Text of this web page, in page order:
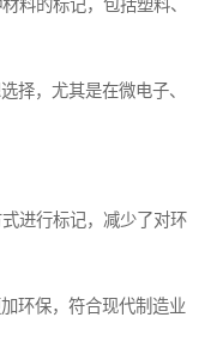
料的标记，包括塑料、
择，尤其是在微电子、
进行标记，减少了对环
环保，符合现代制造业